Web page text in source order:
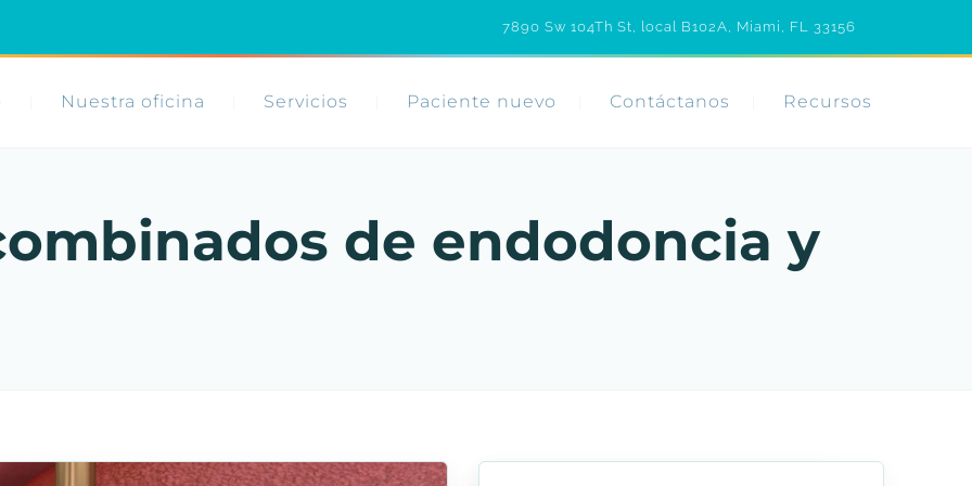
7890 Sw 104Th St, local B102A, Miami, FL 33156
Nuestra oficina Servicios Paciente nuevo Contáctanos Recursos
de endodoncia y